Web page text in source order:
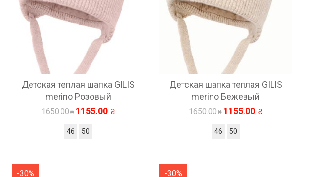
Детская теплая шапка GILIS
merino Розовый
1650.00 1155.00
46 50
Детская шапка теплая GILIS
merino Бежевый
1650.00 1155.00
46 50
-30% -30%